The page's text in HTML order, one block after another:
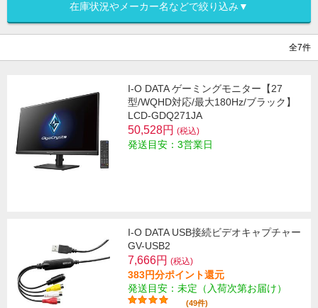
在庫状況やメーカー名などで絞り込み▼
全7件
I-O DATA ゲーミングモニター【27
型/WQHD対応/最大180Hz/ブラック】
LCD-GDQ271JA
50,528円 (税込)
発送目安：3営業日
I-O DATA USB接続ビデオキャプチャー
GV-USB2
7,666円 (税込)
383円分ポイント還元
発送目安：未定（入荷次第お届け）
(49件)